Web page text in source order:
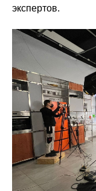
экспертов.